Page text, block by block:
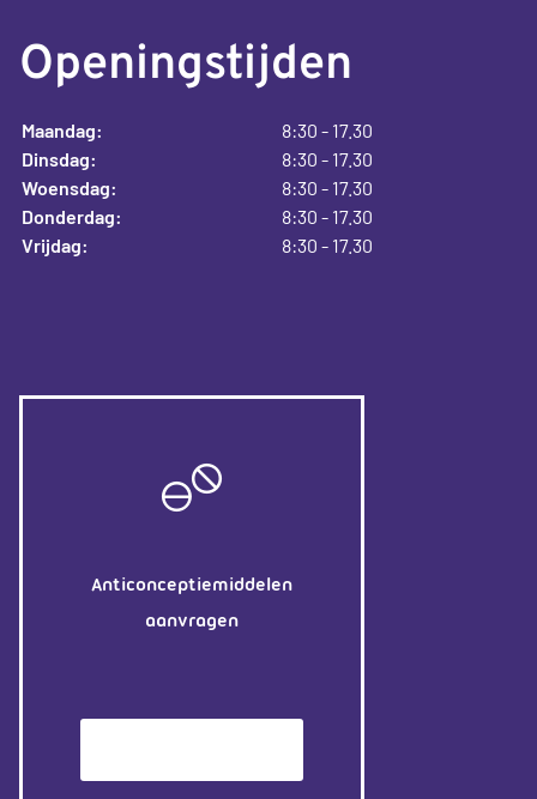
Openingstijden
Maandag:
8:30 - 17.30
Dinsdag:
8:30 - 17.30
Woensdag:
8:30 - 17.30
Donderdag:
8:30 - 17.30
Vrijdag:
8:30 - 17.30
Anticonceptiemiddelen
aanvragen